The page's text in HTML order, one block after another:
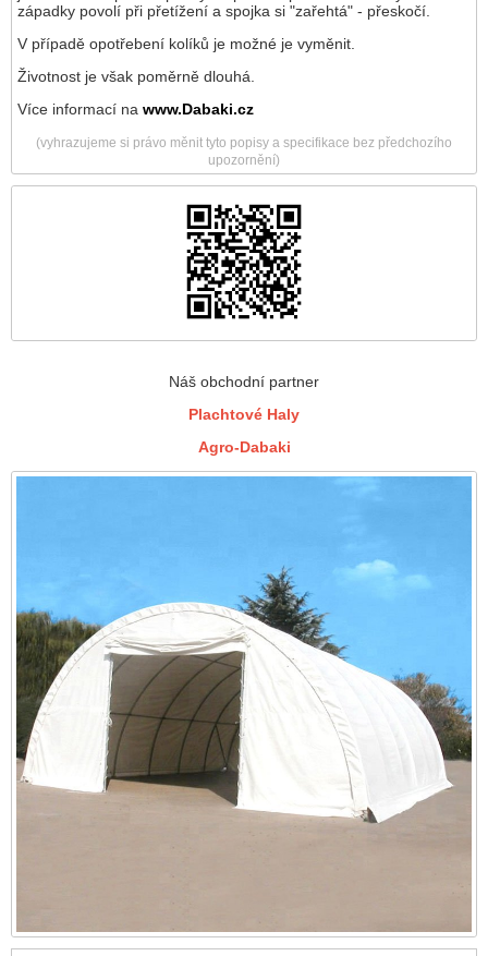
Náš obchodní partner
Plachtové Haly
Agro-Dabaki
západky povolí při přetížení a spojka si "zařehtá" - přeskočí.
V případě opotřebení kolíků je možné je vyměnit.
Životnost je však poměrně dlouhá.
Více informací na www.Dabaki.cz
(vyhrazujeme si právo měnit tyto popisy a specifikace bez předchozího
upozornění)